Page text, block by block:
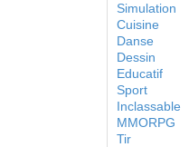
Simulation
Cuisine
Danse
Dessin
Educatif
Sport
Inclassable
MMORPG
Tir